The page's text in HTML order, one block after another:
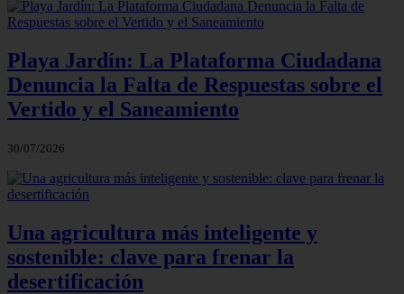
Playa Jardín: La Plataforma Ciudadana
Denuncia la Falta de Respuestas sobre el
Vertido y el Saneamiento
30/07/2026
Una agricultura más inteligente y
sostenible: clave para frenar la
desertificación